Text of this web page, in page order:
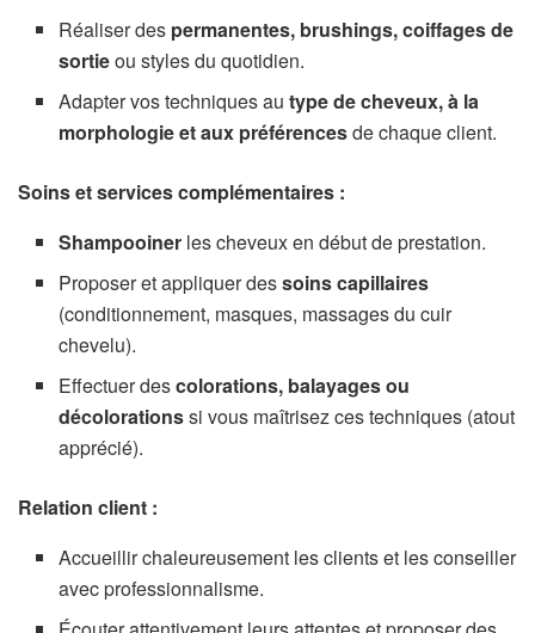
Réaliser des permanentes, brushings, coiffages de
sortieou styles du quotidien.
Adapter vos techniques autype de cheveux, à la
morphologie et aux préférencesde chaque client.
Soins et services complémentaires :
Shampooiner les cheveux en début de prestation.
Proposer et appliquer dessoins capillaires
(conditionnement, masques, massages du cuir
chevelu).
Effectuer descolorations, balayages ou
décolorationssi vous maîtrisez ces techniques (atout
apprécié).
Relation client :
Accueillir chaleureusement les clients et les conseiller
avec professionnalisme.